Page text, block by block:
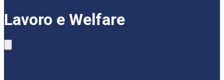
Lavoro e Welfare